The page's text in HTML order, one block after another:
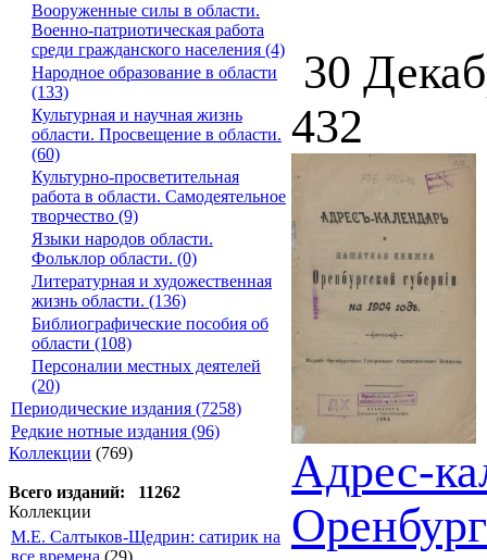
Вооруженные силы в области.
Военно-патриотическая работа
среди гражданского населения (4)
Народное образование в области
(133)
Культурная и научная жизнь
области. Просвещение в области.
(60)
Культурно-просветительная
работа в области. Самодеятельное
творчество (9)
Языки народов области.
Фольклор области. (0)
Литературная и художественная
жизнь области. (136)
Библиографические пособия об
области (108)
Персоналии местных деятелей
(20)
Периодические издания (7258)
Редкие нотные издания (96)
Коллекции (769)
Всего изданий: 11262
Коллекции
М.Е. Салтыков-Щедрин: сатирик на
все времена (29)
30
432
Адрес-